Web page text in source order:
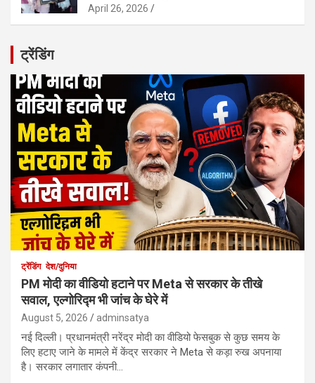
April 26, 2026
ट्रेंडिंग
ट्रेंडिंग देश/दुनिया
PM मोदी का वीडियो हटाने पर Meta से सरकार के तीखे
सवाल, एल्गोरिद्म भी जांच के घेरे में
August 5, 2026 adminsatya
नई दिल्ली। प्रधानमंत्री नरेंद्र मोदी का वीडियो फेसबुक से कुछ समय के
लिए हटाए जाने के मामले में केंद्र सरकार ने Meta से कड़ा रुख अपनाया
है। सरकार लगातार कंपनी…